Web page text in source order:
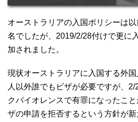
オーストラリアの入国ポリシーは
名でしたが、2019/2/28付けで更に
加されました。
現状オーストラリアに入国する外
人以外誰でもビザが必要ですが、
クバイオレンスで有罪になったこ
ザの申請を拒否するという方針が新